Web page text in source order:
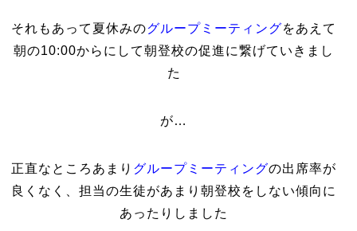
それもあって夏休みのグループミーティングをあえて
朝の10:00からにして朝登校の促進に繋げていきまし
た
が…
正直なところあまり グループミーティングの出席率が
良くなく、担当の生徒があまり朝登校をしない傾向に
あったりしました